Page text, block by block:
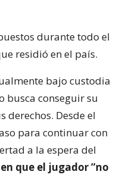
durante todo el
residió en el país.
bajo custodia
busca conseguir su
derechos. Desde el
para continuar con
a la espera del
que el jugador “no